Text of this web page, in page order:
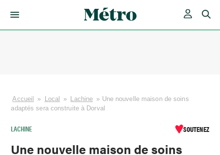
Accueil » Local » Lachine » Une nouvelle maison de soins
adaptés sera construite à Dorval
LACHINE SOUTENEZ
Une nouvelle maison de soins